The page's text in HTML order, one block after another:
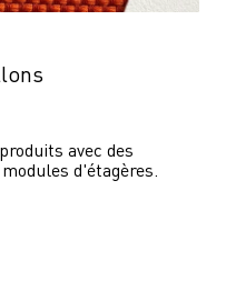
avec des
d'étagères.